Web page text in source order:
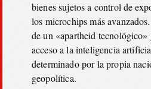
bienes sujetos a control de
los microchips más
de un «apartheid
acceso a la inteligencia
determinado por la propia
geopolítica.